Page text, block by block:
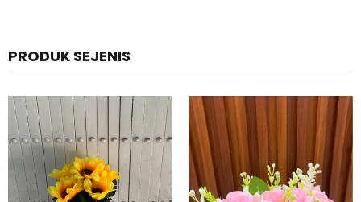
PRODUK SEJENIS